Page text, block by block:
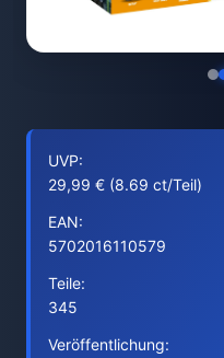
UVP:
29,99 € (8.69 ct/Teil)
EAN:
5702016110579
Teile:
345
Veröffentlichung: